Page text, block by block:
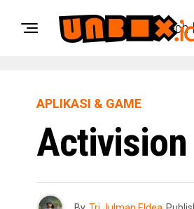
Tech
APLIKASI & GAME
Activision